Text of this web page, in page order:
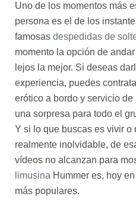
Uno de los momentos más
persona es el de los
famosas despedidas de
momento la opción de
lejos la mejor. Si deseas
experiencia, puedes
erótico a bordo y servicio
una sorpresa para todo el
Y si lo que buscas es vivir
realmente inolvidable, de
vídeos no alcanzan para
limusina Hummer es, hoy
más populares.